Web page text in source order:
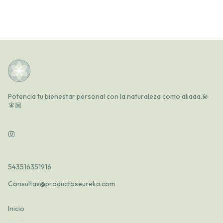
Potencia tu bienestar personal con la naturaleza como aliada.💫
🧚🏼
543516351916
Consultas@productoseureka.com
Inicio